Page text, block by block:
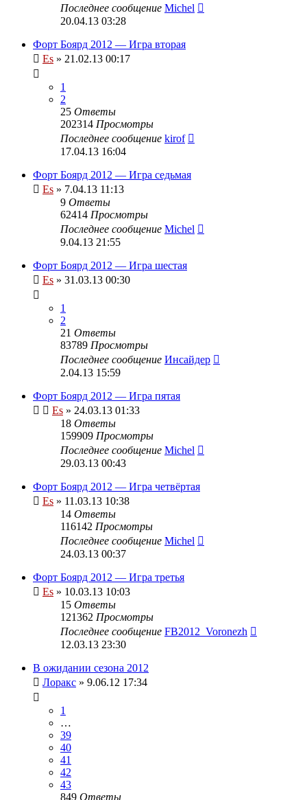
Последнее сообщение Michel
20.04.13 03:28
Форт Боярд 2012 — Игра вторая
Es » 21.02.13 00:17
1
2
25 Ответы
202314 Просмотры
Последнее сообщение kirof
17.04.13 16:04
Форт Боярд 2012 — Игра седьмая
Es » 7.04.13 11:13
9 Ответы
62414 Просмотры
Последнее сообщение Michel
9.04.13 21:55
Форт Боярд 2012 — Игра шестая
Es » 31.03.13 00:30
1
2
21 Ответы
83789 Просмотры
Последнее сообщение Инсайдер
2.04.13 15:59
Форт Боярд 2012 — Игра пятая
Es » 24.03.13 01:33
18 Ответы
159909 Просмотры
Последнее сообщение Michel
29.03.13 00:43
Форт Боярд 2012 — Игра четвёртая
Es » 11.03.13 10:38
14 Ответы
116142 Просмотры
Последнее сообщение Michel
24.03.13 00:37
Форт Боярд 2012 — Игра третья
Es » 10.03.13 10:03
15 Ответы
121362 Просмотры
Последнее сообщение FB2012_Voronezh
12.03.13 23:30
В ожидании сезона 2012
Лоракс » 9.06.12 17:34
1
…
39
40
41
42
43
849 Ответы